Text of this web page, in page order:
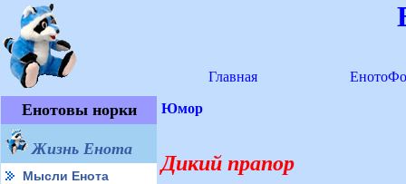
Главная
Енотовы норки
Жизнь Енота
Мысли Енота
Юмор
Дикий прапор